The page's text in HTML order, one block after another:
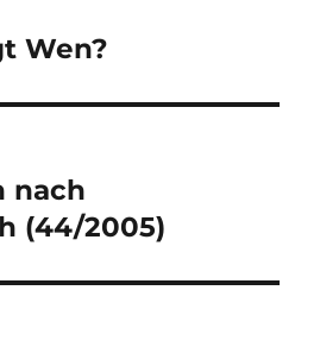
Wen?
nach
(44/2005)